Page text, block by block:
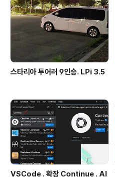
스타리아 투어러 9인승. LPi 3.5
VSCode . 확장 Continue . AI